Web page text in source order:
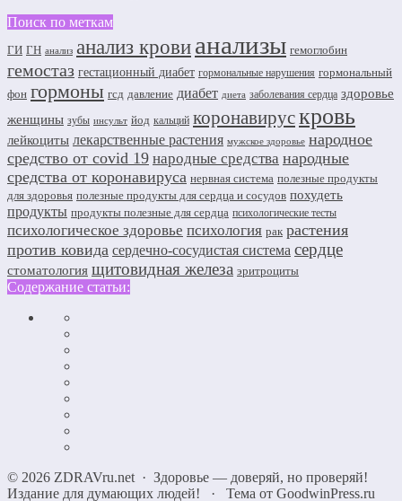
Поиск по меткам
ГИ ГН анализ анализ крови анализы гемоглобин
гемостаз гестационный диабет гормональные нарушения гормональный
фон гормоны гсд давление диабет диета заболевания сердца здоровье
женщины зубы инсульт йод кальций коронавирускровь
лейкоциты лекарственные растения мужское здоровье народное
средство от covid 19 народные средства народные
средства от коронавируса нервная система полезные продукты
для здоровья полезные продукты для сердца и сосудов похудеть
продукты продукты полезные для сердца психологические тесты
психологическое здоровье психология рак растения
против ковида сердечно-сосудистая система сердце
стоматология щитовидная железа эритроциты
Содержание статьи:
© 2026 ZDRAVru.net · Здоровье — доверяй, но проверяй!
Издание для думающих людей!
· Тема от GoodwinPress.ru